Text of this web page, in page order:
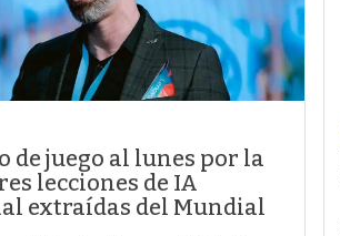
de juego al lunes por la
lecciones de IA
extraídas del Mundial